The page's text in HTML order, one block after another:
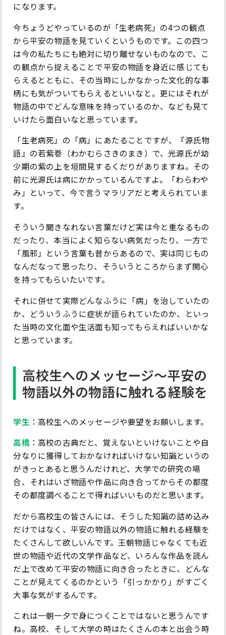
になります。
今ちょうどやっているのが「生老病死」の4つの観点
から平安の物語を見ていくというものです。この四つ
は今の私たちにも絶対に切り離せないものなので、こ
の観点から捉えることで平安の物語を身近に感じても
らえるとともに、その当時にしかなかった文化的な事
柄にも気がついてもらえるといいなと。更にはそれが
物語の中でどんな意味を持っているのか、なども見て
いけたら面白いなと思っています。
「生老病死」の「病」にあたることですが、『源氏物
語』の若紫巻（わかむらさきのまき）で、光源氏が幼
少期の紫の上を垣間見するくだりがありますね。その
前に光源氏は病にかかっているんですよ。「わらわや
み」といって、今で言うマラリアだと考えられていま
す。
そういう聞きなれない言葉だけど実は今と重なるもの
だったり、本当によく知らない病気だったり、一方で
「風邪」という言葉も昔からあるので、実は同じもの
なんだなって思ったり、そういうところからまず関心
を持ってもらいたいです。
それに併せて実際どんなふうに「病」を治していたの
か、どういうふうに症状が語られていたのか、といっ
た当時の文化面や生活面も知ってもらえればいいかな
と思っています。
高校生へのメッセージ～平安の
物語以外の物語に触れる経験を
学生 ：高校生へのメッセージや要望をお願いします。
高橋：高校の古典だと、覚えないといけないことや自
分なりに獲得しておかなければいけない知識というの
がきっとあると思うんだけれど、大学での研究の場
合、それはいざ物語や作品に向き合ってからその都度
その都度調べることで得ればいいものだと思います。
だから高校生の皆さんには、そうした知識の詰め込み
だけではなく、平安の物語以外の物語に触れる経験を
たくさんして欲しいんです。王朝物語じゃなくても近
世の物語や近代の文学作品など、いろんな作品を読ん
だ上で改めて平安の物語に向き合ったときに、どんな
ことが見えてくるのかという「引っかかり」がすごく
大事な気がするんです。
これは一朝一夕で身につくことではないと思うんです
ね。高校、そして大学の時はたくさんの本と出会う時